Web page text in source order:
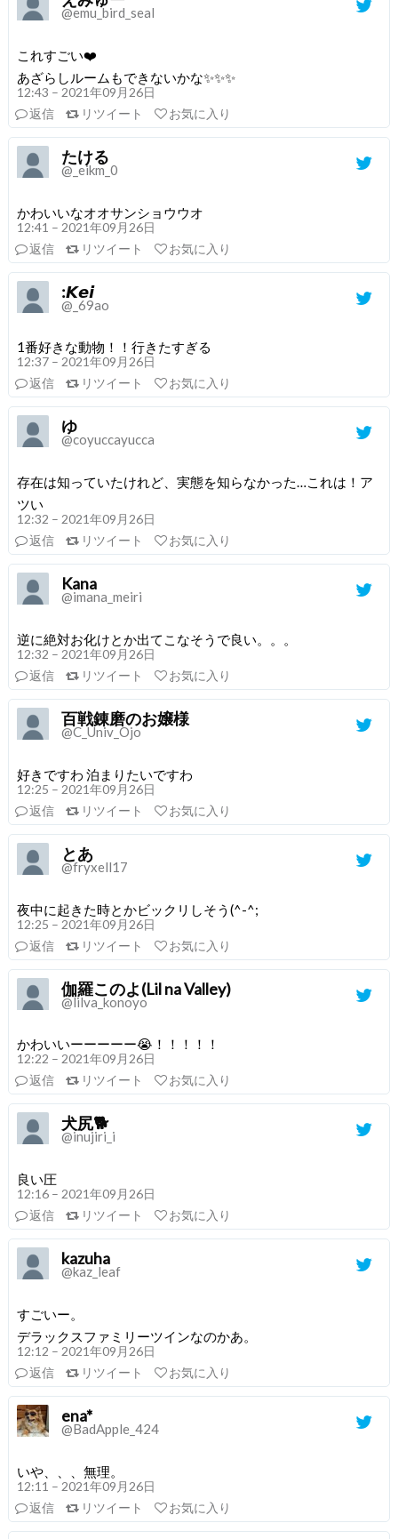
@emu_bird_seal
これすごい❤️
あざらしルームもできないかな✨✨✨
12:43 – 2021年09月26日
返信
リツイート お気に入り
たける
@_eikm_0
かわいいなオオサンショウウオ
12:41 – 2021年09月26日
返信
リツイート お気に入り
:𝙆𝙚𝙞
@_69ao
1番好きな動物！！行きたすぎる
12:37 – 2021年09月26日
返信
リツイート お気に入り
ゆ
@coyuccayucca
存在は知っていたけれど、実態を知らなかった…これは！ア
ツい
12:32 – 2021年09月26日
返信
リツイート お気に入り
Kana
@imana_meiri
逆に絶対お化けとか出てこなそうで良い。。。
12:32 – 2021年09月26日
返信
リツイート お気に入り
百戦錬磨のお嬢様
@C_Univ_Ojo
好きですわ 泊まりたいですわ
12:25 – 2021年09月26日
返信
リツイート お気に入り
とあ
@fryxell17
夜中に起きた時とかビックリしそう(^-^;
12:25 – 2021年09月26日
返信
リツイート お気に入り
伽羅このよ(Lil na Valley)
@lilva_konoyo
かわいいーーーーー😭！！！！！
12:22 – 2021年09月26日
返信
リツイート お気に入り
犬尻🐕
@inujiri_i
良い圧
12:16 – 2021年09月26日
返信
リツイート お気に入り
kazuha
@kaz_leaf
すごいー。
デラックスファミリーツインなのかあ。
12:12 – 2021年09月26日
返信
リツイート お気に入り
ena*
@BadApple_424
いや、、、無理。
12:11 – 2021年09月26日
返信
リツイート お気に入り